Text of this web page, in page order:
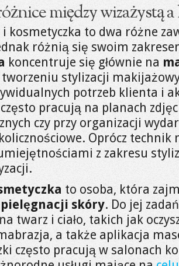
między wizażystą
kosmetyczka to dwa różne
różnią się swoim
koncentruje się głównie na
stylizacji
potrzeb klienta i
pracują na planach
czy przy organizacji
Oprócz technik
z zakresu
to osoba, która
pielęgnacji skóry. Do jej
twarz i ciało, takich jak
a także aplikacja
często pracują w salonach